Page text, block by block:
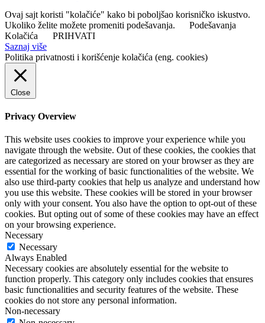
Ovaj sajt koristi "kolačiće" kako bi poboljšao korisničko iskustvo.
Ukoliko želite možete promeniti podešavanja.
Podešavanja
Kolačića
PRIHVATI
Saznaj više
Politika privatnosti i korišćenje kolačića (eng. cookies)
Close
Privacy Overview
This website uses cookies to improve your experience while you
navigate through the website. Out of these cookies, the cookies that
are categorized as necessary are stored on your browser as they are
essential for the working of basic functionalities of the website. We
also use third-party cookies that help us analyze and understand how
you use this website. These cookies will be stored in your browser
only with your consent. You also have the option to opt-out of these
cookies. But opting out of some of these cookies may have an effect
on your browsing experience.
Necessary
Necessary
Always Enabled
Necessary cookies are absolutely essential for the website to
function properly. This category only includes cookies that ensures
basic functionalities and security features of the website. These
cookies do not store any personal information.
Non-necessary